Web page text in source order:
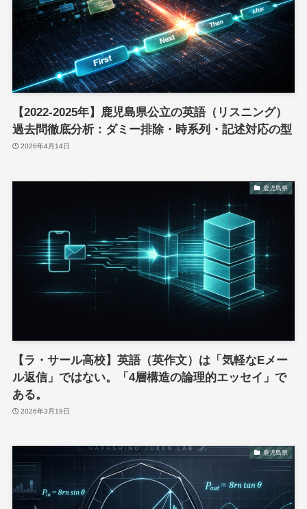
【2022-2025年】鹿児島県公立の英語（リスニング）
過去問徹底分析：ダミー排除・時系列・記述対応の型
2026年4月14日
鹿児島県
【ラ・サール高校】英語（英作文）は「気軽なEメー
ル返信」ではない。「4層構造の論理的エッセイ」で
ある。
2026年3月19日
鹿児島県